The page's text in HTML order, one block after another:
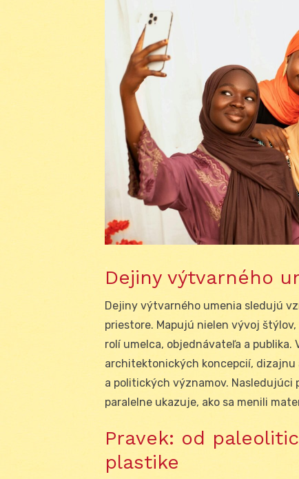
Dejiny výtvarného
Dejiny výtvarného umenia sledujú
priestore. Mapujú nielen vývoj
rolí umelca, objednávateľa a
architektonických koncepcií,
a politických významov.
paralelne ukazuje, ako sa menili
Pravek: od
plastike